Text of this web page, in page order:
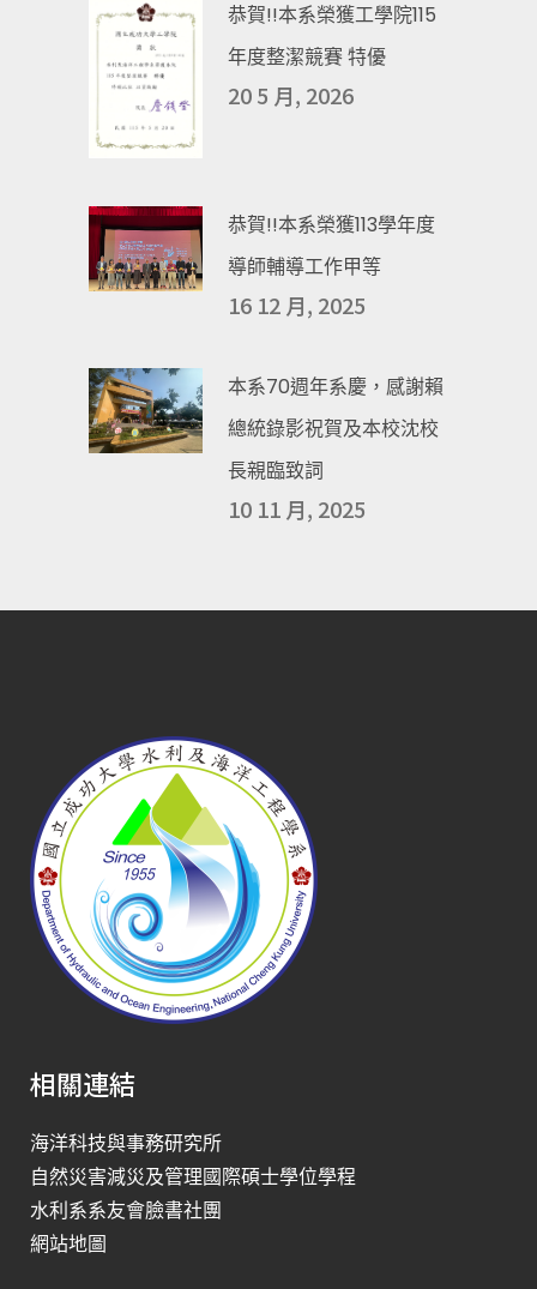
恭賀!!本系榮獲工學院115
年度整潔競賽 特優
20 5 月, 2026
恭賀!!本系榮獲113學年度
導師輔導工作甲等
16 12 月, 2025
本系70週年系慶，感謝賴
總統錄影祝賀及本校沈校
長親臨致詞
10 11 月, 2025
相關連結
海洋科技與事務研究所
自然災害減災及管理國際碩士學位學程
水利系系友會臉書社團
網站地圖